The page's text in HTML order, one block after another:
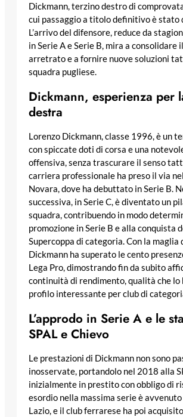
Dickmann, terzino destro di
cui passaggio a titolo definitivo è stato
L’arrivo del difensore, reduce da
in Serie A e Serie B, mira a consolidare
arretrato e a fornire nuove soluzioni
squadra pugliese.
Dickmann, esperienza per
destra
Lorenzo Dickmann, classe 1996, è un
con spiccate doti di corsa e una
offensiva, senza trascurare il senso
carriera professionale ha preso il via
Novara, dove ha debuttato in Serie B.
successiva, in Serie C, è diventato un
squadra, contribuendo in modo
promozione in Serie B e alla conquista
Supercoppa di categoria. Con la maglia
Dickmann ha superato le cento
Lega Pro, dimostrando fin da subito
continuità di rendimento, qualità che lo
profilo interessante per club di
L’approdo in Serie A e le
SPAL e Chievo
Le prestazioni di Dickmann non sono
inosservate, portandolo nel 2018 alla
inizialmente in prestito con obbligo di
esordio nella massima serie è
Lazio, e il club ferrarese ha poi